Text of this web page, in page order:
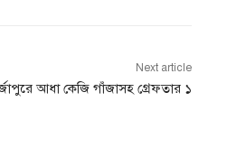
Next article
আধা কেজি গাঁজাসহ গ্রেফতার ১